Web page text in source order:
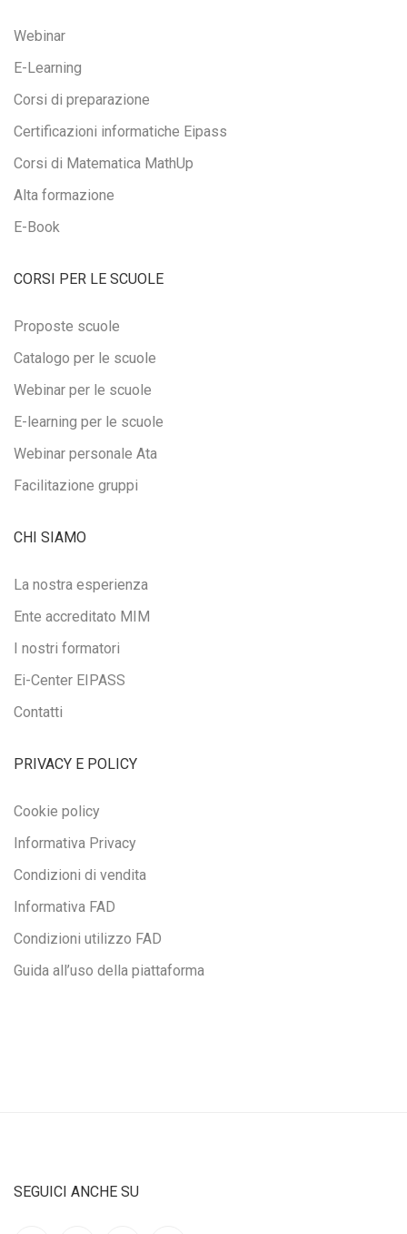
Webinar
E-Learning
Corsi di preparazione
Certificazioni informatiche Eipass
Corsi di Matematica MathUp
Alta formazione
E-Book
CORSI PER LE SCUOLE
Proposte scuole
Catalogo per le scuole
Webinar per le scuole
E-learning per le scuole
Webinar personale Ata
Facilitazione gruppi
CHI SIAMO
La nostra esperienza
Ente accreditato MIM
I nostri formatori
Ei-Center EIPASS
Contatti
PRIVACY E POLICY
Cookie policy
Informativa Privacy
Condizioni di vendita
Informativa FAD
Condizioni utilizzo FAD
Guida all’uso della piattaforma
SEGUICI ANCHE SU